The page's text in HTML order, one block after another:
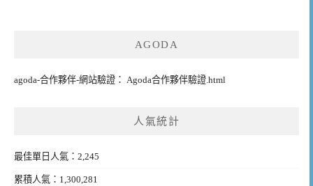
AGODA
agoda-合作夥伴-網站驗證： Agoda合作夥伴驗證.html
人氣統計
最佳單日人氣：2,245
累積人氣：1,300,281